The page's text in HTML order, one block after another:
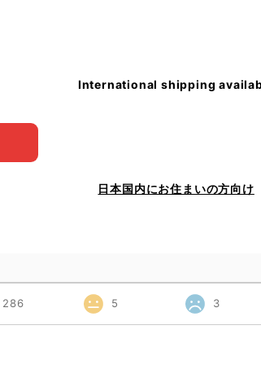
International shipping
日本国内にお住まいの方向け
286 5 3